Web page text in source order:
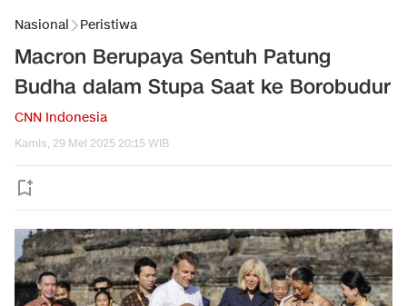
Nasional Peristiwa
Macron Berupaya Sentuh Patung
Budha dalam Stupa Saat ke Borobudur
CNN Indonesia
Kamis, 29 Mei 2025 20:15 WIB